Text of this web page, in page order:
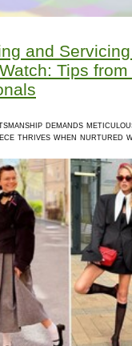
and
Tips
demands
thrives when nurtured